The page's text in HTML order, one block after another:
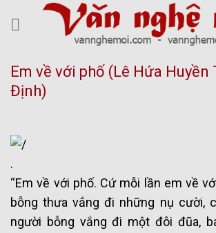
Em về với phố (Lê Hứa Huyền
Định)
.
“Em về với phố. Cứ mỗi lần em về
bỗng thưa vắng đi những nụ cười,
người bỗng vắng đi một đôi đũa,